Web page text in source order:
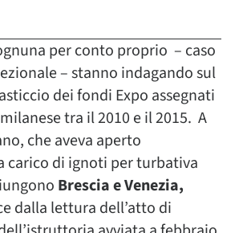
per conto proprio – caso
– stanno indagando sul
dei fondi Expo assegnati
tra il 2010 e il 2015. A
che aveva aperto
carico di ignoti per turbativa
Brescia e Venezia,
dalla lettura dell’atto di